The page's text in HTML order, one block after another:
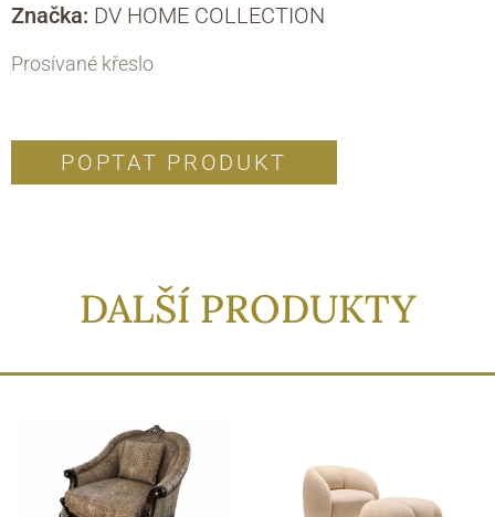
Značka: DV HOME COLLECTION
Prosívané křeslo
POPTAT PRODUKT
DALŠÍ PRODUKTY